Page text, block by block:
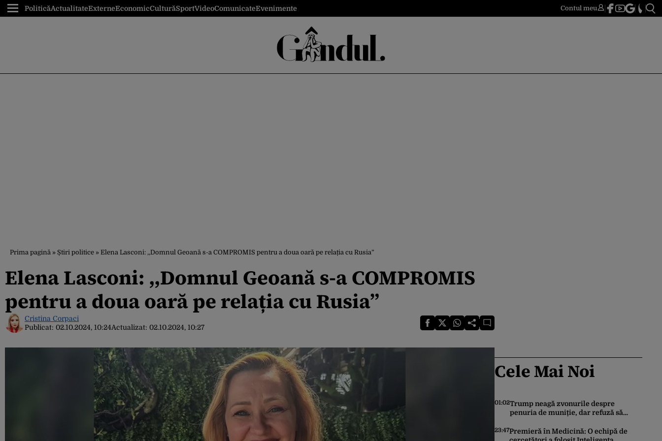
PoliticăActualitateExterneEconomicCulturăSportVideoComunicateEvenimente Contul meu
Prima pagină » Știri politice » Elena Lasconi: ,,Domnul Geoană s-a COMPROMIS pentru a doua oară pe relația cu Rusia”
Elena Lasconi: ,,Domnul Geoană s-a COMPROMIS
pentru a doua oară pe relația cu Rusia”
Cristina Corpaci
Publicat: 02.10.2024, 10:24Actualizat: 02.10.2024, 10:27
Cele Mai Noi
01:02Trump neagă zvonurile despre
penuria de muniție, dar refuză să
nevoie de rachete”
23:47Premieră în Medicină: O echipă de